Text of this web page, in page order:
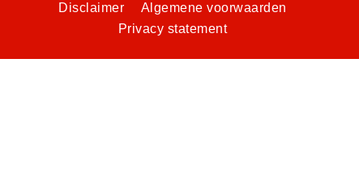
Disclaimer
Algemene voorwaarden
Privacy statement